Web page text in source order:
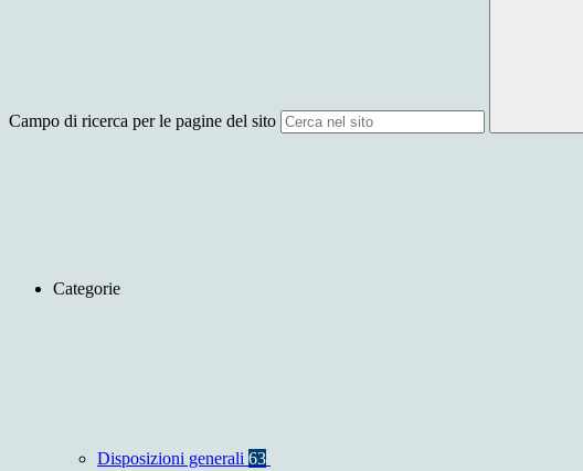
Campo di ricerca per le pagine del sito
Categorie
Disposizioni generali 63